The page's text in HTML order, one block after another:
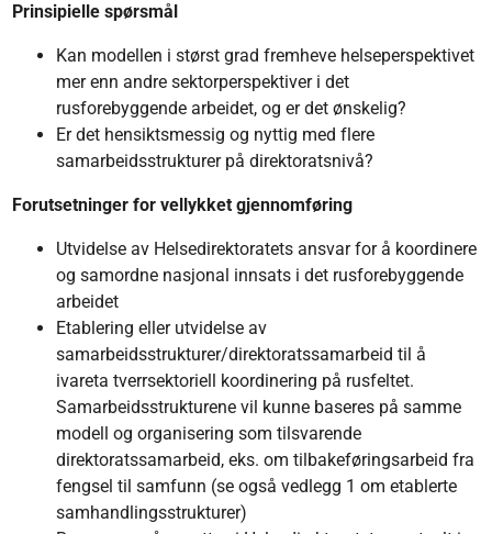
Prinsipielle spørsmål
Kan modellen i størst grad fremheve helseperspektivet
mer enn andre sektorperspektiver i det
rusforebyggende arbeidet, og er det ønskelig?
Er det hensiktsmessig og nyttig med flere
samarbeidsstrukturer på direktoratsnivå?
Forutsetninger for vellykket gjennomføring
Utvidelse av Helsedirektoratets ansvar for å koordinere
og samordne nasjonal innsats i det rusforebyggende
arbeidet
Etablering eller utvidelse av
samarbeidsstrukturer/direktoratssamarbeid til å
ivareta tverrsektoriell koordinering på rusfeltet.
Samarbeidsstrukturene vil kunne baseres på samme
modell og organisering som tilsvarende
direktoratssamarbeid, eks. om tilbakeføringsarbeid fra
fengsel til samfunn (se også vedlegg 1 om etablerte
samhandlingsstrukturer)